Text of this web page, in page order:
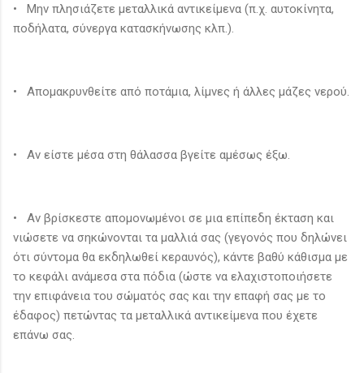
• Μην πλησιάζετε μεταλλικά αντικείμενα (π.χ. αυτοκίνητα,
ποδήλατα, σύνεργα κατασκήνωσης κλπ.).
• Απομακρυνθείτε από ποτάμια, λίμνες ή άλλες μάζες νερού.
• Αν είστε μέσα στη θάλασσα βγείτε αμέσως έξω.
• Αν βρίσκεστε απομονωμένοι σε μια επίπεδη έκταση και
νιώσετε να σηκώνονται τα μαλλιά σας (γεγονός που δηλώνει
ότι σύντομα θα εκδηλωθεί κεραυνός), κάντε βαθύ κάθισμα με
το κεφάλι ανάμεσα στα πόδια (ώστε να ελαχιστοποιήσετε
την επιφάνεια του σώματός σας και την επαφή σας με το
έδαφος) πετώντας τα μεταλλικά αντικείμενα που έχετε
επάνω σας.